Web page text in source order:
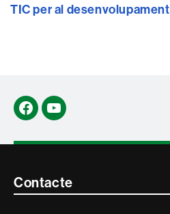
TIC per al desenvolupament
FacebookYouTube
Contacte
Contacte